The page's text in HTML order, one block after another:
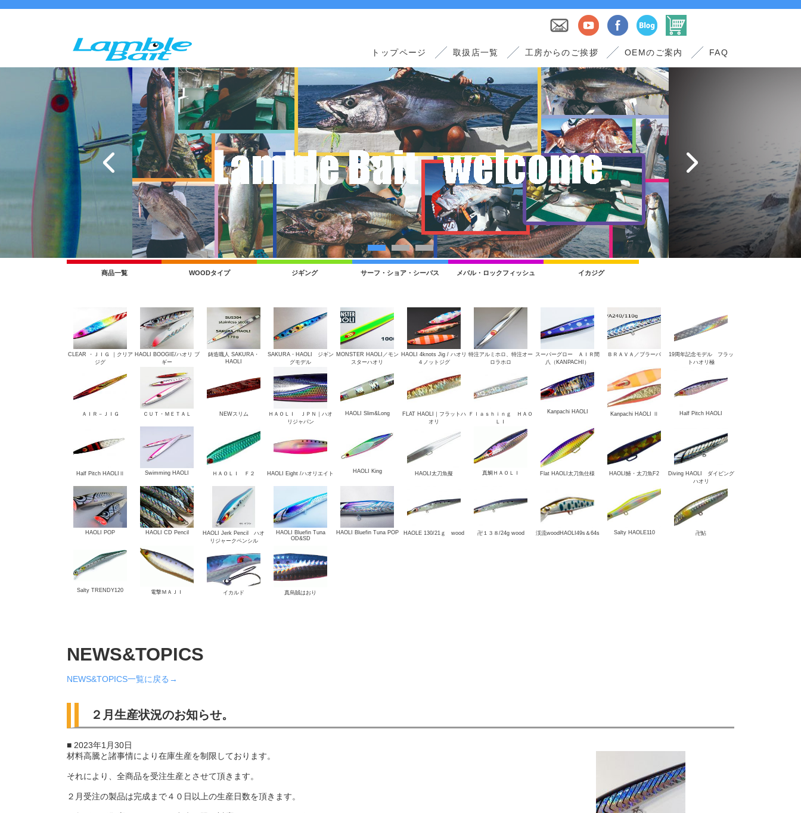
トップページ 取扱店一覧 工房からのご挨拶 OEMのご案内 FAQ
商品一覧 WOODタイプ ジギング サーフ・ショア・シーバス メバル・ロックフィッシュ イカジグ
CLEAR ・ＪＩＧ ｜クリア
ジグ
HAOLI BOOGIE/ハオリ ブ
ギー
鋳造職人 SAKURA・
HAOLI
SAKURA・HAOLI ジギン
グモデル
MONSTER HAOLI／モン
スターハオリ
HAOLI 4knots Jig / ハオリ
４ノットジグ
特注アルミホロ、特注オー
ロラホロ
スーパーグロー ＡＩＲ間
八（KANPACHI）
ＢＲＡＶＡ／ブラーバ
19周年記念モデル フラッ
トハオリ極
ＡＩＲ－ＪＩＧ ＣＵＴ・ＭＥＴＡＬ NEWスリム
ＨＡＯＬＩ ＪＰＮ｜ハオ
リジャパン
HAOLI Slim&Long
FLAT HAOLI｜フラットハ
オリ
Ｆｌａｓｈｉｎｇ ＨＡＯ
ＬＩ
Kanpachi HAOLI Kanpachi HAOLI Ⅱ Half Pitch HAOLI
Half Pitch HAOLIⅡ Swimming HAOLI ＨＡＯＬＩ Ｆ２ HAOLI Eight /ハオリエイト HAOLI King HAOLI太刀魚擬 真鯛ＨＡＯＬＩ Flat HAOLI太刀魚仕様 HAOLI鰆・太刀魚F2
Diving HAOLI ダイビング
ハオリ
HAOLI POP HAOLI CD Pencil
HAOLI Jerk Pencil ハオ
リジャークペンシル
HAOLI Bluefin Tuna
OD&SD
HAOLI Bluefin Tuna POP HAOLE 130/21ｇ wood 卍１３８/24g wood 渓流woodHAOLI49s＆64s Salty HAOLE110 卍鮎
Salty TRENDY120 電撃ＭＡＪＩ イカルド 真烏賊はおり
NEWS&TOPICS
NEWS&TOPICS一覧に戻る→
２月生産状況のお知らせ。
■ 2023年1月30日
材料高騰と諸事情により在庫生産を制限しております。
それにより、全商品を受注生産とさせて頂きます。
２月受注の製品は完成まで４０日以上の生産日数を頂きます。